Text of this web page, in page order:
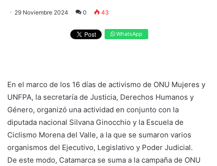
29 Noviembre 2024 0 43
WhatsApp
En el marco de los 16 días de activismo de ONU Mujeres y
UNFPA, la secretaría de Justicia, Derechos Humanos y
Género, organizó una actividad en conjunto con la
diputada nacional Silvana Ginocchio y la Escuela de
Ciclismo Morena del Valle, a la que se sumaron varios
organismos del Ejecutivo, Legislativo y Poder Judicial.
De este modo, Catamarca se suma a la campaña de ONU